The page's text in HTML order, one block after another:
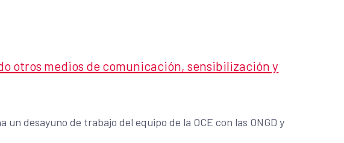
otros medios de comunicación, sensibilización y
un desayuno de trabajo del equipo de la OCE con las ONGD y